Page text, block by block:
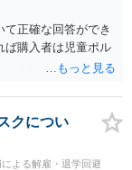
正確な回答ができ
ば購入者は児童ポル
クについ
よる解雇・退学回避